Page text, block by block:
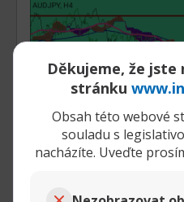
Děkujeme, že
stránku
Obsah této webové
souladu s
nacházíte. Uveďte
Nedělní technická
4hodinovém grafu.
kompletně
dvojitého vrcholu
červené zóny.